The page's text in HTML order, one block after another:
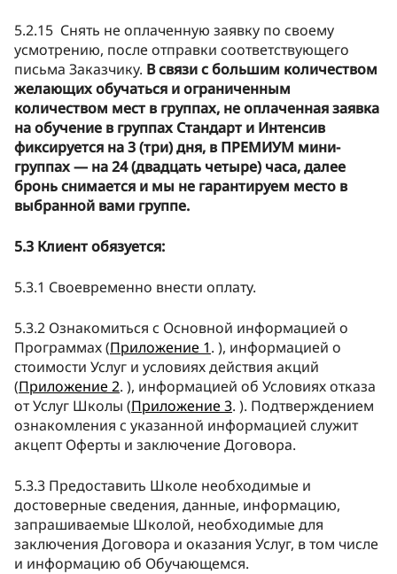
5.2.15 Снять не оплаченную заявку по своему
усмотрению, после отправки соответствующего
письма Заказчику. В связи с большим количеством
желающих обучаться и ограниченным
количеством мест в группах, не оплаченная заявка
на обучение в группах Стандарт и Интенсив
фиксируется на 3 (три) дня, в ПРЕМИУМ мини-
группах — на 24 (двадцать четыре) часа, далее
бронь снимается и мы не гарантируем место в
выбранной вами группе.
5.3 Клиент обязуется:
5.3.1 Своевременно внести оплату.
5.3.2 Ознакомиться с Основной информацией о
Программах (Приложение 1. ), информацией о
стоимости Услуг и условиях действия акций
(Приложение 2. ), информацией об Условиях отказа
от Услуг Школы (Приложение 3. ). Подтверждением
ознакомления с указанной информацией служит
акцепт Оферты и заключение Договора.
5.3.3 Предоставить Школе необходимые и
достоверные сведения, данные, информацию,
запрашиваемые Школой, необходимые для
заключения Договора и оказания Услуг, в том числе
и информацию об Обучающемся.